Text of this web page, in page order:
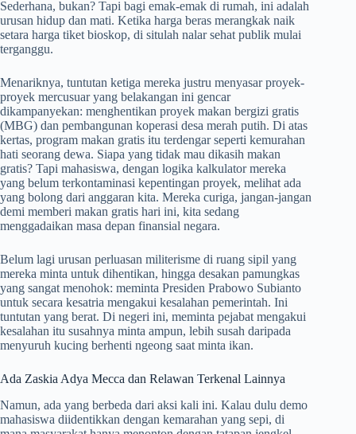
Sederhana, bukan? Tapi bagi emak-emak di rumah, ini adalah
urusan hidup dan mati. Ketika harga beras merangkak naik
setara harga tiket bioskop, di situlah nalar sehat publik mulai
terganggu.
Menariknya, tuntutan ketiga mereka justru menyasar proyek-
proyek mercusuar yang belakangan ini gencar
dikampanyekan: menghentikan proyek makan bergizi gratis
(MBG) dan pembangunan koperasi desa merah putih. Di atas
kertas, program makan gratis itu terdengar seperti kemurahan
hati seorang dewa. Siapa yang tidak mau dikasih makan
gratis? Tapi mahasiswa, dengan logika kalkulator mereka
yang belum terkontaminasi kepentingan proyek, melihat ada
yang bolong dari anggaran kita. Mereka curiga, jangan-jangan
demi memberi makan gratis hari ini, kita sedang
menggadaikan masa depan finansial negara.
Belum lagi urusan perluasan militerisme di ruang sipil yang
mereka minta untuk dihentikan, hingga desakan pamungkas
yang sangat menohok: meminta Presiden Prabowo Subianto
untuk secara kesatria mengakui kesalahan pemerintah. Ini
tuntutan yang berat. Di negeri ini, meminta pejabat mengakui
kesalahan itu susahnya minta ampun, lebih susah daripada
menyuruh kucing berhenti ngeong saat minta ikan.
Ada Zaskia Adya Mecca dan Relawan Terkenal Lainnya
Namun, ada yang berbeda dari aksi kali ini. Kalau dulu demo
mahasiswa diidentikkan dengan kemarahan yang sepi, di